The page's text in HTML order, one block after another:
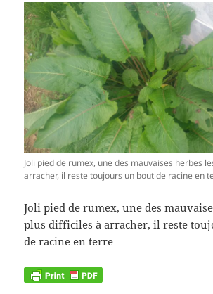
Joli pied de rumex, une des mauvaises herbes
arracher, il reste toujours un bout de racine en
Joli pied de rumex, une des
plus difficiles à arracher, il reste
de racine en terre